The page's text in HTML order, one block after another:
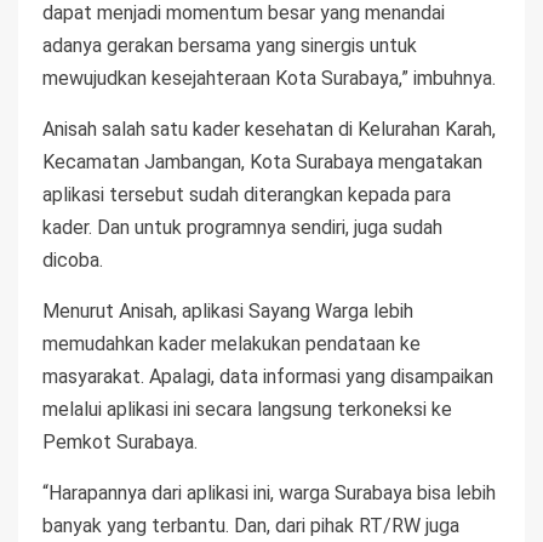
dapat menjadi momentum besar yang menandai
adanya gerakan bersama yang sinergis untuk
mewujudkan kesejahteraan Kota Surabaya,” imbuhnya.
Anisah salah satu kader kesehatan di Kelurahan Karah,
Kecamatan Jambangan, Kota Surabaya mengatakan
aplikasi tersebut sudah diterangkan kepada para
kader. Dan untuk programnya sendiri, juga sudah
dicoba.
Menurut Anisah, aplikasi Sayang Warga lebih
memudahkan kader melakukan pendataan ke
masyarakat. Apalagi, data informasi yang disampaikan
melalui aplikasi ini secara langsung terkoneksi ke
Pemkot Surabaya.
“Harapannya dari aplikasi ini, warga Surabaya bisa lebih
banyak yang terbantu. Dan, dari pihak RT/RW juga